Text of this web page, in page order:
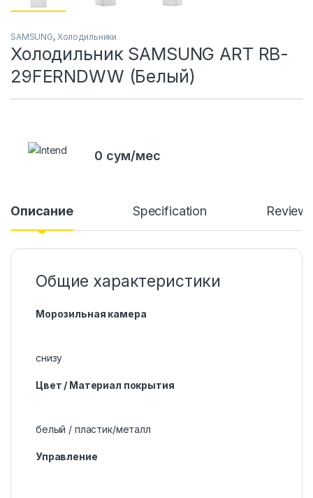
SAMSUNG, Холодильники
Холодильник SAMSUNG ART RB-
29FERNDWW (Белый)
0 сум/мес
Описание Specification
Общие характеристики
Морозильная камера
снизу
Цвет / Материал покрытия
белый / пластик/металл
Управление